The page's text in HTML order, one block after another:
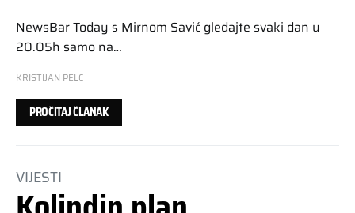
NewsBar Today s Mirnom Savić gledajte svaki dan u
20.05h samo na…
KRISTIJAN PELC
PROČITAJ ČLANAK
VIJESTI